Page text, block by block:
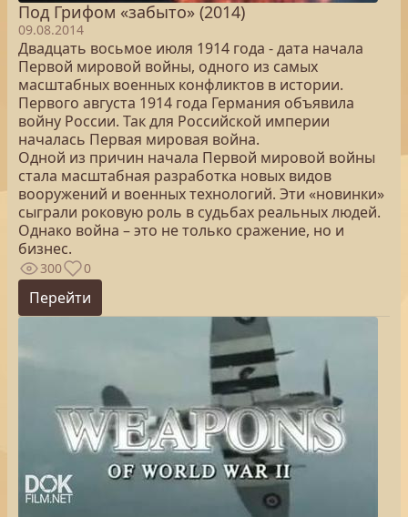
Под Грифом «забыто» (2014)
09.08.2014
Двадцать восьмое июля 1914 года - дата начала
Первой мировой войны, одного из самых
масштабных военных конфликтов в истории.
Первого августа 1914 года Германия объявила
войну России. Так для Российской империи
началась Первая мировая война.
Одной из причин начала Первой мировой войны
стала масштабная разработка новых видов
вооружений и военных технологий. Эти «новинки»
сыграли роковую роль в судьбах реальных людей.
Однако война – это не только сражение, но и
бизнес.
300 0
Перейти